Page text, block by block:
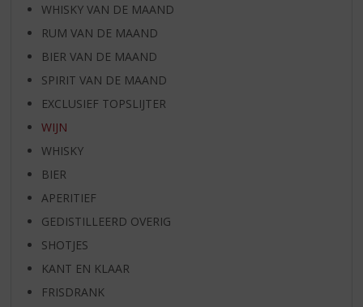
WHISKY VAN DE MAAND
RUM VAN DE MAAND
BIER VAN DE MAAND
SPIRIT VAN DE MAAND
EXCLUSIEF TOPSLIJTER
WIJN
WHISKY
BIER
APERITIEF
GEDISTILLEERD OVERIG
SHOTJES
KANT EN KLAAR
FRISDRANK